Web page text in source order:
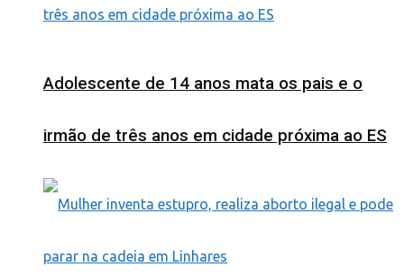
Adolescente de 14 anos mata os pais e o
irmão de três anos em cidade próxima ao ES